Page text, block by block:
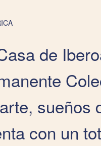
de
sueños
con un